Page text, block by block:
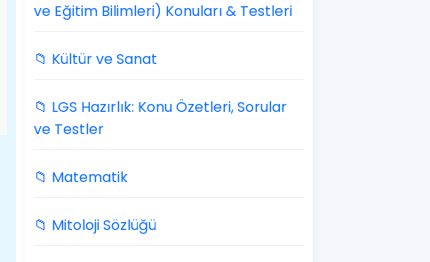
ve Eğitim Bilimleri) Konuları & Testleri
📁 Kültür ve Sanat
📁 LGS Hazırlık: Konu Özetleri, Sorular
ve Testler
📁 Matematik
📁 Mitoloji Sözlüğü